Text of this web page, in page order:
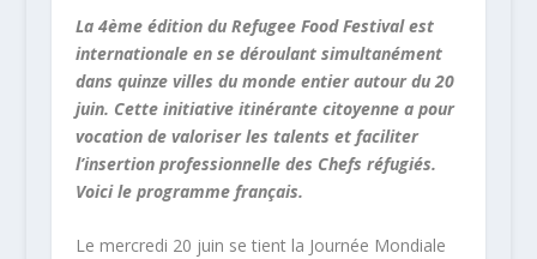
La 4ème édition du Refugee Food Festival est
internationale en se déroulant simultanément
dans quinze villes du monde entier autour du 20
juin. Cette initiative itinérante citoyenne a pour
vocation de valoriser les talents et faciliter
l’insertion professionnelle des Chefs réfugiés.
Voici le programme français.
Le mercredi 20 juin se tient la Journée Mondiale